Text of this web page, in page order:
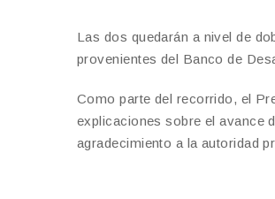
Las dos quedarán a nivel de
provenientes del Banco de
Como parte del recorrido, el
explicaciones sobre el avance
agradecimiento a la autoridad